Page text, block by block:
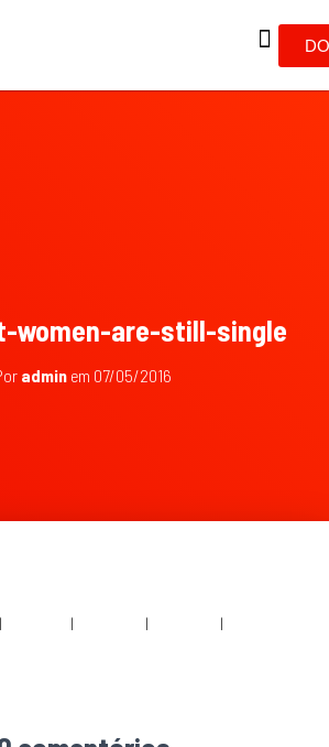
women-are-still-single
adminem 07/05/2016
| | | |